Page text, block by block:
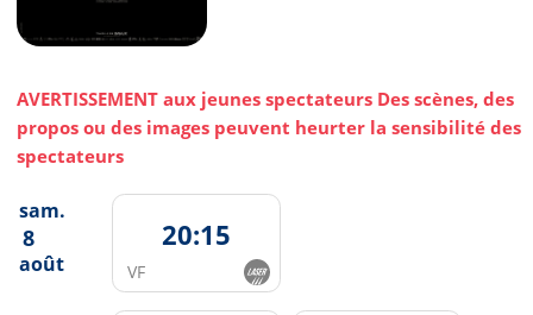
AVERTISSEMENT aux jeunes spectateurs Des scènes, des
propos ou des images peuvent heurter la sensibilité des
spectateurs
sam.
8
août
20:15
VF